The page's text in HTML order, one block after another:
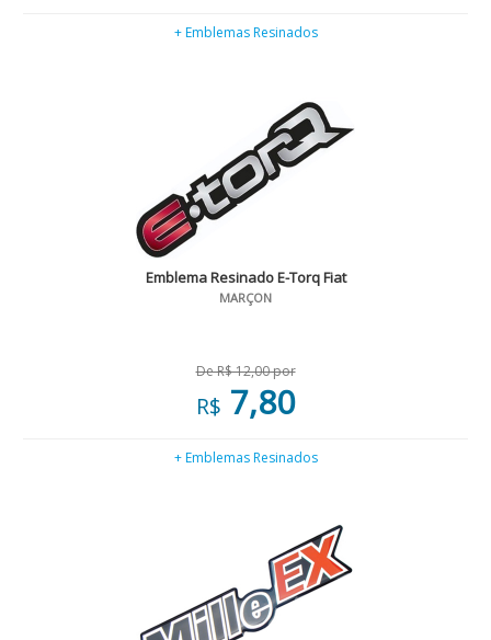
+ Emblemas Resinados
Emblema Resinado E-Torq Fiat
MARÇON
De R$ 12,00 por
R$ 7,80
+ Emblemas Resinados